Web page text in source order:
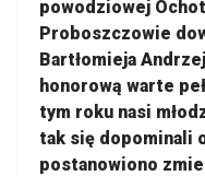
powodziowej
Proboszczowie
Bartłomieja
honorową warte
tym roku nasi
tak się dopominali
postanowiono